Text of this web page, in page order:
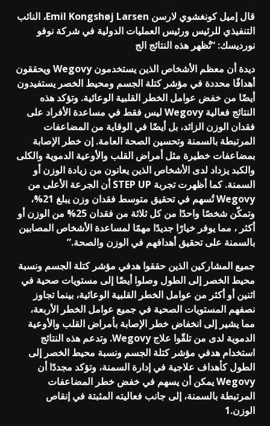
قال إميل كونغشوي لارسن Emil Kongshøj Larsen، النائب
التنفيذي للرئيس ورئيس العمليات الدولية في شركة نوفو
نورديسك: “تُظهر هذه النتائج الج
ديدة أن معظم الأشخاص الذين يستخدمون Wegovy ويحققون
أهدافًا محددة في مؤشر كتلة الجسم ومحيط الخصر يستفيدون
أيضًا من خفض عوامل الخطر القلبية الوعائية. وتؤكد هذه
النتائج فعالية Wegovy ليس فقط في مساعدة الأفراد على
فقدان الوزن الزائد، بل أيضًا في الوقاية من المضاعفات
المرتبطة بالسمنة وتحسين الصحة العامة. إن خطر الإصابة
بمضاعفات خطيرة مثل أمراض القلب والأوعية الدموية والكلى
والكبد يزداد لدى الأشخاص الذين يعانون من زيادة الوزن أو
السمنة. كما أظهرت تجربة STEP UP أن الجرعة الأعلى من
Wegovy تُسهم في تحقيق متوسط فقدان وزن يبلغ 21%،
وتمكّن شخصًا واحدًا من كل ثلاثة من فقدان 25% من الوزن أو
أكثر ، مما يوفر خيارًا جديدًا مهمًا لمساعدة الأشخاص المصابين
بالسمنة على تحقيق أهدافهم في الوزن والصحة.”
جميع المشاركين الذين حققوا هدفي مؤشر كتلة الجسم ونسبة
محيط الخصر إلى الطول وصلوا أيضًا إلى مستويات صحية في
اثنين أو أكثر من عوامل الخطر القلبية الوعائية، بينما تجاوز
نصفهم المستويات الصحية في جميع عوامل الخطر الأربعة،
مما يشير إلى انخفاض خطر الإصابة بأمراض القلب والأوعية
الدموية لدى من تلقّوا علاج Wegovy. وتدعم هذه النتائج
استخدام هدفي مؤشر كتلة الجسم ونسبة محيط الخصر إلى
الطول كأهداف علاجية في إدارة السمنة، وتؤكد مجددًا أن
Wegovy يمكن أن يسهم في خفض خطر المضاعفات
المرتبطة بالسمنة، إلى جانب فعاليته المثبتة في إنقاص
الوزن.1